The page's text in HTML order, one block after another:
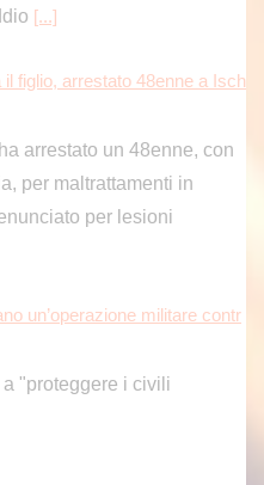
[...]
figlio, arrestato 48enne a Isch
arrestato un 48enne, con
per maltrattamenti in
per lesioni
un’operazione militare contr
"proteggere i civili